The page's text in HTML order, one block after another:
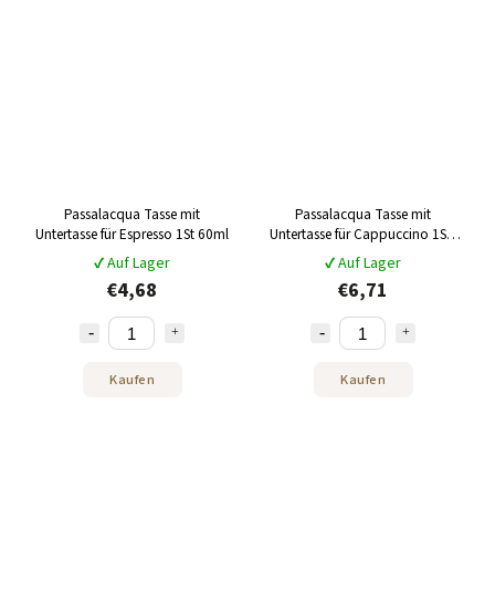
Passalacqua Tasse mit
Untertasse für Espresso 1St 60ml
✔ Auf Lager
€4,68
Kaufen
Passalacqua Tasse mit
Untertasse für Cappuccino 1Stk
150ml
✔ Auf Lager
€6,71
Kaufen